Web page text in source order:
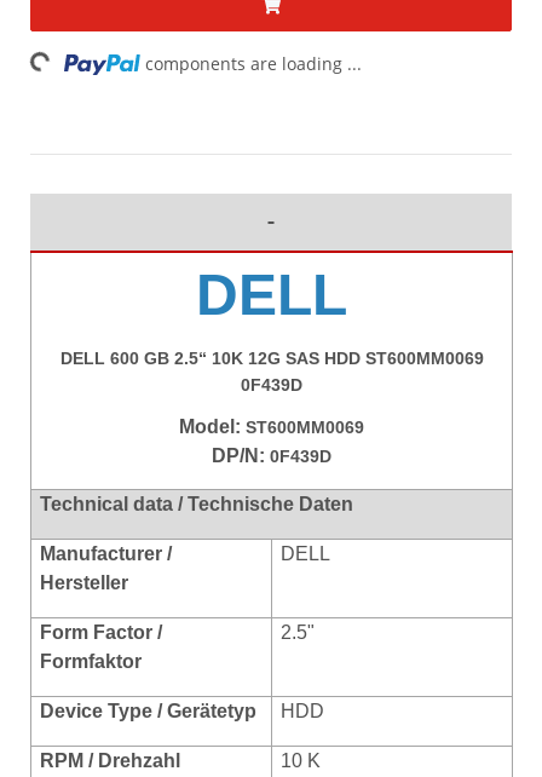
components are loading ...
DELL
DELL 600 GB 2.5“ 10K 12G SAS HDD ST600MM0069
0F439D
Model: ST600MM0069
DP/N: 0F439D
Technical data / Technische Daten
Manufacturer /
Hersteller
DELL
Form Factor /
Formfaktor
2.5"
Device Type / Gerätetyp HDD
RPM / Drehzahl 10 K